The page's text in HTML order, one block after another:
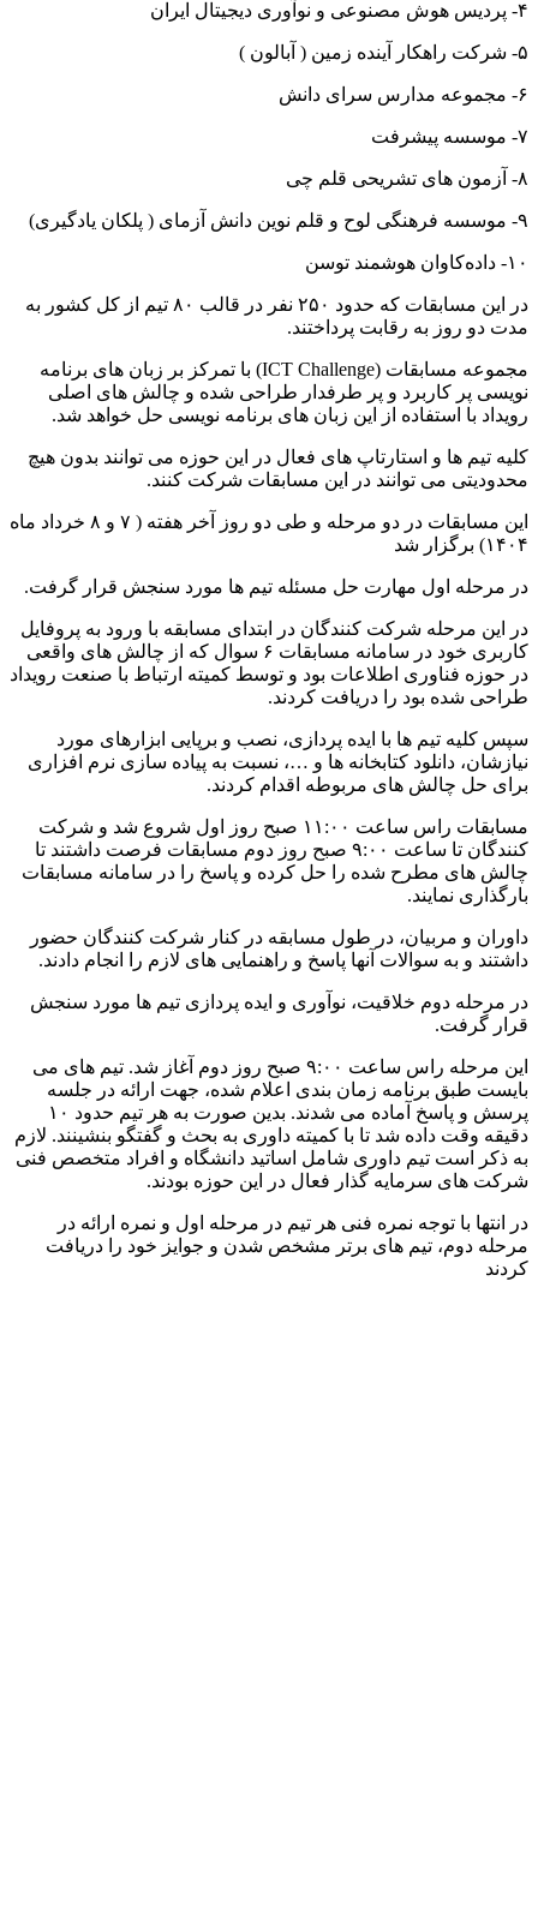
۴- پردیس هوش مصنوعی و نوآوری دیجیتال ایران
۵- شرکت راهکار آینده زمین ( آبالون )
۶- مجموعه مدارس سرای دانش
۷- موسسه پیشرفت
۸- آزمون های تشریحی قلم چی
۹- موسسه فرهنگی لوح و قلم نوین دانش آزمای ( پلکان یادگیری)
۱۰- داده‌کاوان هوشمند توسن
در این مسابقات که حدود ۲۵۰ نفر در قالب ۸۰ تیم از کل کشور به
مدت دو روز به رقابت پرداختند.
مجموعه مسابقات (ICT Challenge) با تمرکز بر زبان های برنامه
نویسی پر کاربرد و پر طرفدار طراحی شده و چالش های اصلی
رویداد با استفاده از این زبان های برنامه نویسی حل خواهد شد.
کلیه تیم ها و استارتاپ های فعال در این حوزه می توانند بدون هیچ
محدودیتی می توانند در این مسابقات شرکت کنند.
این مسابقات در دو مرحله و طی دو روز آخر هفته ( ۷ و ۸ خرداد ماه
۱۴۰۴) برگزار شد
در مرحله اول مهارت حل مسئله تیم ها مورد سنجش قرار گرفت.
در این مرحله شرکت کنندگان در ابتدای مسابقه با ورود به پروفایل
کاربری خود در سامانه مسابقات ۶ سوال که از چالش های واقعی
در حوزه فناوری اطلاعات بود و توسط کمیته ارتباط با صنعت رویداد
طراحی شده بود را دریافت کردند.
سپس کلیه تیم ها با ایده پردازی، نصب و برپایی ابزارهای مورد
نیازشان، دانلود کتابخانه ها و …، نسبت به پیاده سازی نرم افزاری
برای حل چالش های مربوطه اقدام کردند.
مسابقات راس ساعت ۱۱:۰۰ صبح روز اول شروع شد و شرکت
کنندگان تا ساعت ۹:۰۰ صبح روز دوم مسابقات فرصت داشتند تا
چالش های مطرح شده را حل کرده و پاسخ را در سامانه مسابقات
بارگذاری نمایند.
داوران و مربیان، در طول مسابقه در کنار شرکت کنندگان حضور
داشتند و به سوالات آنها پاسخ و راهنمایی های لازم را انجام دادند.
در مرحله دوم خلاقیت، نوآوری و ایده پردازی تیم ها مورد سنجش
قرار گرفت.
این مرحله راس ساعت ۹:۰۰ صبح روز دوم آغاز شد. تیم های می
بایست طبق برنامه زمان بندی اعلام شده، جهت ارائه در جلسه
پرسش و پاسخ آماده می شدند. بدین صورت به هر تیم حدود ۱۰
دقیقه وقت داده شد تا با کمیته داوری به بحث و گفتگو بنشینند. لازم
به ذکر است تیم داوری شامل اساتید دانشگاه و افراد متخصص فنی
شرکت های سرمایه گذار فعال در این حوزه بودند.
در انتها با توجه نمره فنی هر تیم در مرحله اول و نمره ارائه در
مرحله دوم، تیم های برتر مشخص شدن و جوایز خود را دریافت
کردند